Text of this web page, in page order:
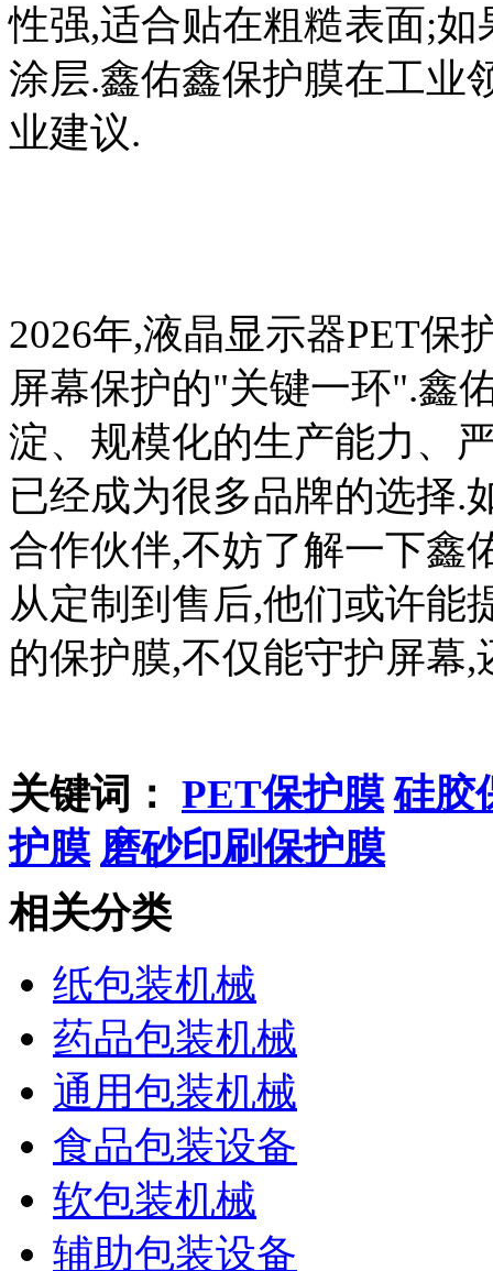
性强,适合贴在粗糙表面;
涂层.鑫佑鑫保护膜在工业
业建议.
2026年,液晶显示器PET保
屏幕保护的"关键一环".鑫
淀、规模化的生产能力、
已经成为很多品牌的选择.
合作伙伴,不妨了解一下
从定制到售后,他们或许能
的保护膜,不仅能守护屏幕
关键词： PET保护膜 硅胶
护膜 磨砂印刷保护膜
相关分类
纸包装机械
药品包装机械
通用包装机械
食品包装设备
软包装机械
辅助包装设备